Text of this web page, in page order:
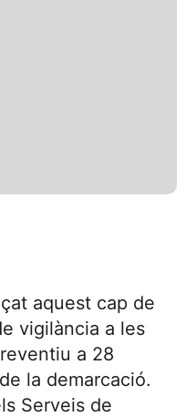
aquest cap de
vigilància a les
a 28
la demarcació.
Serveis de